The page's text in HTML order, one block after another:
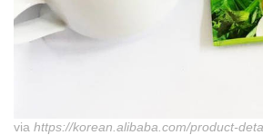
via https://korean.alibaba.com/product-